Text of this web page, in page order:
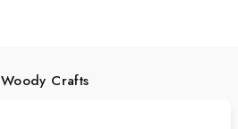
Woody Crafts